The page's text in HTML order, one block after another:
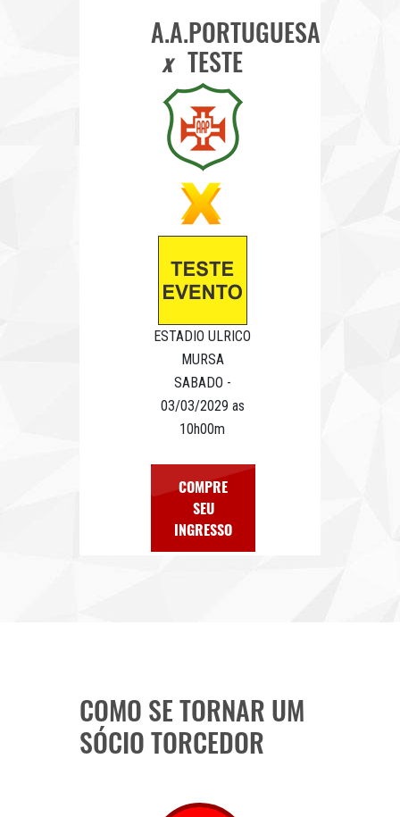
A.A.PORTUGUESA
x TESTE
ESTADIO ULRICO
MURSA
SABADO -
03/03/2029 as
10h00m
COMPRE
SEU
INGRESSO
COMO SE TORNAR UM
SÓCIO TORCEDOR